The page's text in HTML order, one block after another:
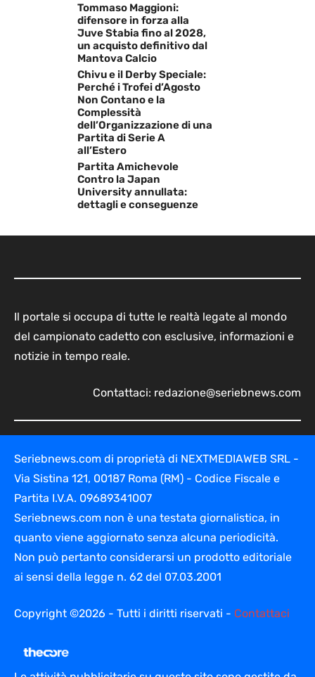
Tommaso Maggioni:
difensore in forza alla
Juve Stabia fino al 2028,
un acquisto definitivo dal
Mantova Calcio
Chivu e il Derby Speciale:
Perché i Trofei d’Agosto
Non Contano e la
Complessità
dell’Organizzazione di una
Partita di Serie A
all’Estero
Partita Amichevole
Contro la Japan
University annullata:
dettagli e conseguenze
Il portale si occupa di tutte le realtà legate al mondo
del campionato cadetto con esclusive, informazioni e
notizie in tempo reale.
Contattaci: redazione@seriebnews.com
Seriebnews.com di proprietà di NEXTMEDIAWEB SRL -
Via Sistina 121, 00187 Roma (RM) - Codice Fiscale e
Partita I.V.A. 09689341007
Seriebnews.com non è una testata giornalistica, in
quanto viene aggiornato senza alcuna periodicità.
Non può pertanto considerarsi un prodotto editoriale
ai sensi della legge n. 62 del 07.03.2001
Copyright ©2026 - Tutti i diritti riservati - Contattaci